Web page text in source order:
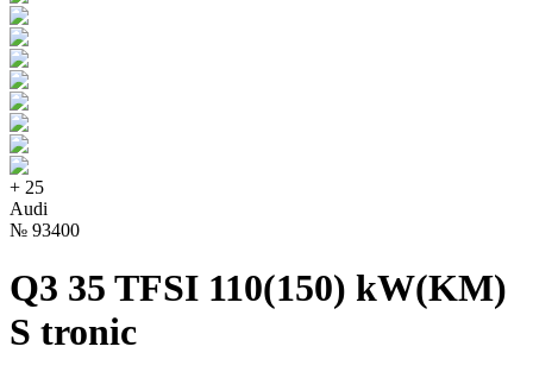
+ 25
Audi
№ 93400
Q3 35 TFSI 110(150) kW(KM)
S tronic